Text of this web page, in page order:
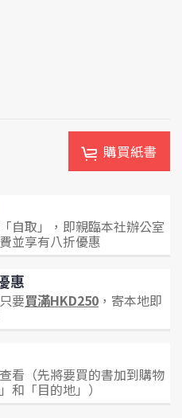
購買紙書
自取」，即親臨本社辦公室
並享有八折優惠
惠
要買滿HKD250 ，寄本地即
看（先將要買的書加到購物
和「目的地」）